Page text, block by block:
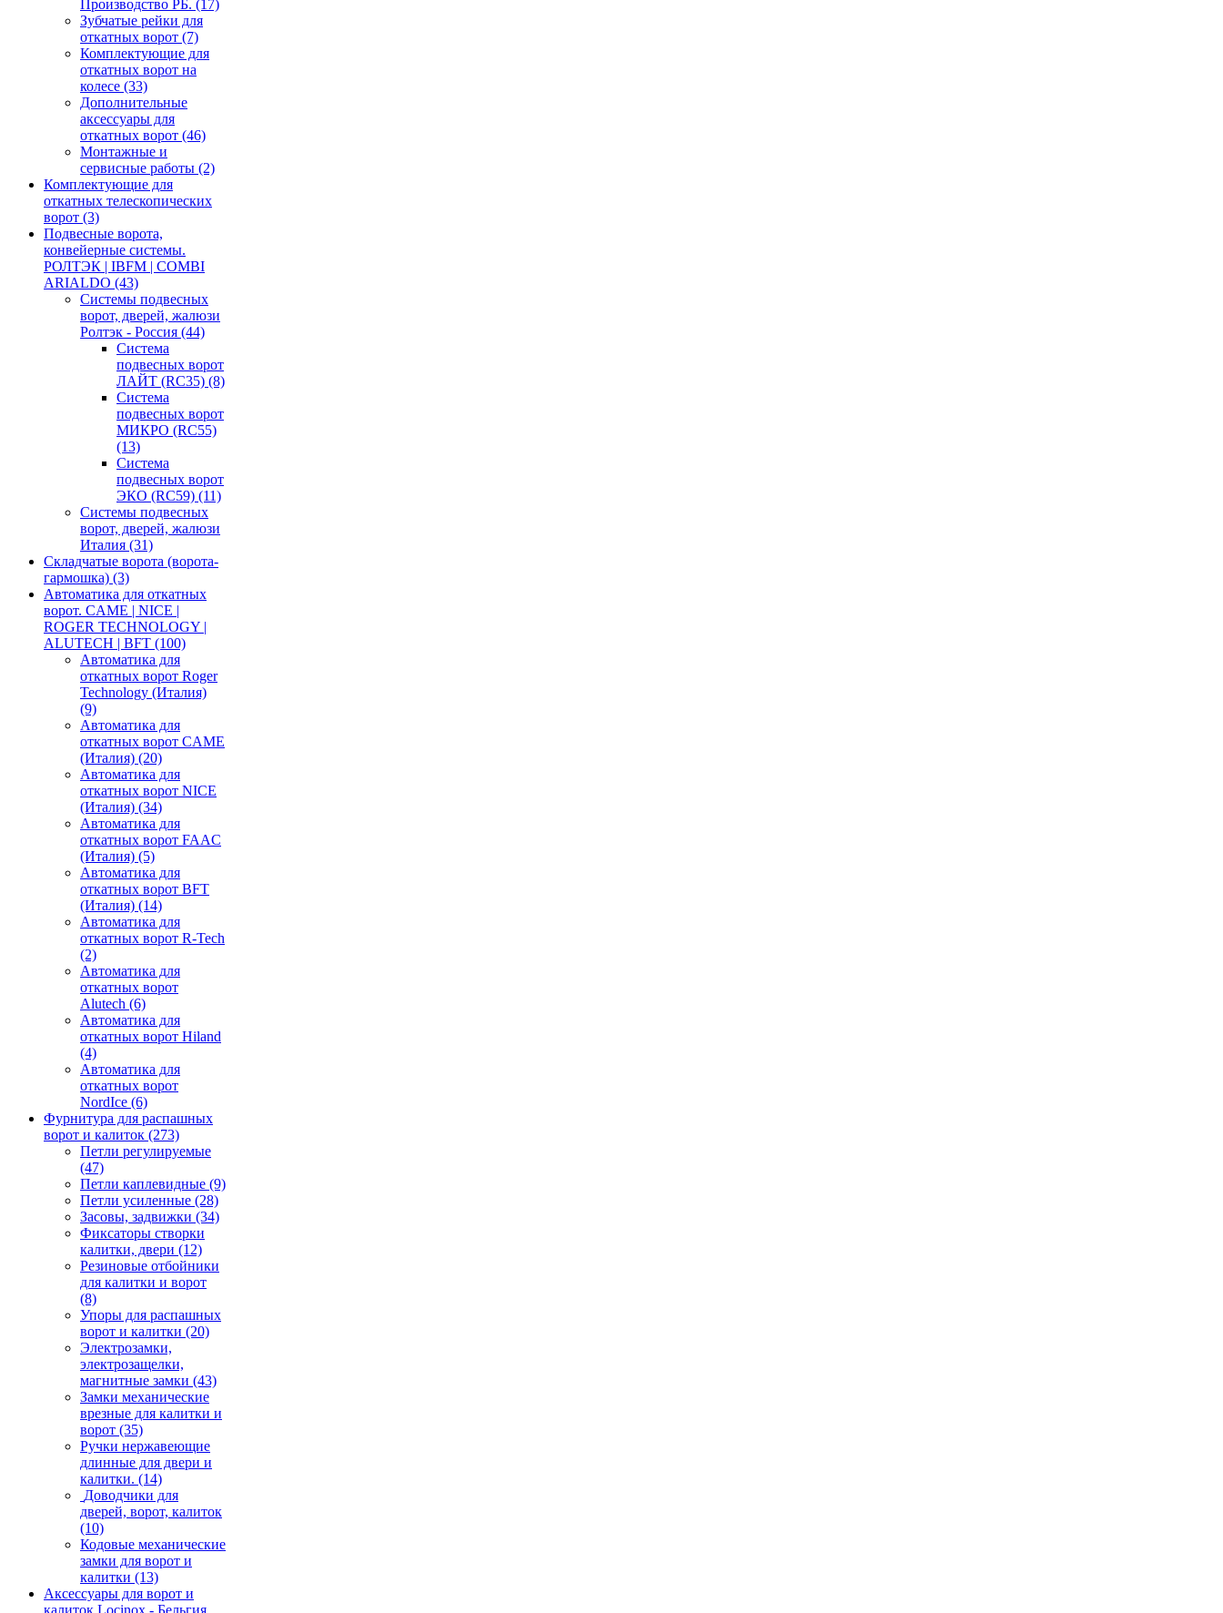
Производство РБ. (17)
Зубчатые рейки для
откатных ворот (7)
Комплектующие для
откатных ворот на
колесе (33)
Дополнительные
аксессуары для
откатных ворот (46)
Монтажные и
сервисные работы (2)
Комплектующие для
откатных телескопических
ворот (3)
Подвесные ворота,
конвейерные системы.
РОЛТЭК | IBFM | COMBI
ARIALDO (43)
Системы подвесных
ворот, дверей, жалюзи
Ролтэк - Россия (44)
Система
подвесных ворот
ЛАЙТ (RC35) (8)
Система
подвесных ворот
МИКРО (RC55)
(13)
Система
подвесных ворот
ЭКО (RC59) (11)
Системы подвесных
ворот, дверей, жалюзи
Италия (31)
Складчатые ворота (ворота-
гармошка) (3)
Автоматика для откатных
ворот. CAME | NICE |
ROGER TECHNOLOGY |
ALUTECH | BFT (100)
Автоматика для
откатных ворот Roger
Technology (Италия)
(9)
Автоматика для
откатных ворот CAME
(Италия) (20)
Автоматика для
откатных ворот NICE
(Италия) (34)
Автоматика для
откатных ворот FAAC
(Италия) (5)
Автоматика для
откатных ворот BFT
(Италия) (14)
Автоматика для
откатных ворот R-Tech
(2)
Автоматика для
откатных ворот
Alutech (6)
Автоматика для
откатных ворот Hiland
(4)
Автоматика для
откатных ворот
NordIce (6)
Фурнитура для распашных
ворот и калиток (273)
Петли регулируемые
(47)
Петли каплевидные (9)
Петли усиленные (28)
Засовы, задвижки (34)
Фиксаторы створки
калитки, двери (12)
Резиновые отбойники
для калитки и ворот
(8)
Упоры для распашных
ворот и калитки (20)
Электрозамки,
электрозащелки,
магнитные замки (43)
Замки механические
врезные для калитки и
ворот (35)
Ручки нержавеющие
длинные для двери и
калитки. (14)
Доводчики для
дверей, ворот, калиток
(10)
Кодовые механические
замки для ворот и
калитки (13)
Аксессуары для ворот и
калиток Locinox - Бельгия